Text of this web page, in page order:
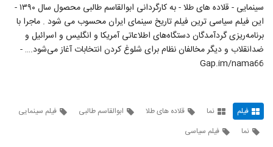
60
موگلی - Mowgli 2018
۷۱۶ بازدید
مغول - Mongol 2007
62
۴۷۵ بازدید
سینمایی - قلاده های طلا - به کارگردانی ابوالقاسم طالبی محصول سال ۱۳۹۰ -
این فیلم سیاسی ترین فیلم تاریخ سینمای ایران محسوب می شود . ماجرا با
برنامه‌ریزی گردآمدگان دستگاه‌های اطلاعاتی آمریکا و انگلیس و اسرائیل و
ضدانقلاب و دیگر مخالفان نظام برای شلوغ کردن انتخابات آغاز می‌شود.… -
Gap.im/nama66
فیلم نما قلاده های طلا ابوالقاسم طالبی
فیلم سینمایی
نما
فیلم سیاسی